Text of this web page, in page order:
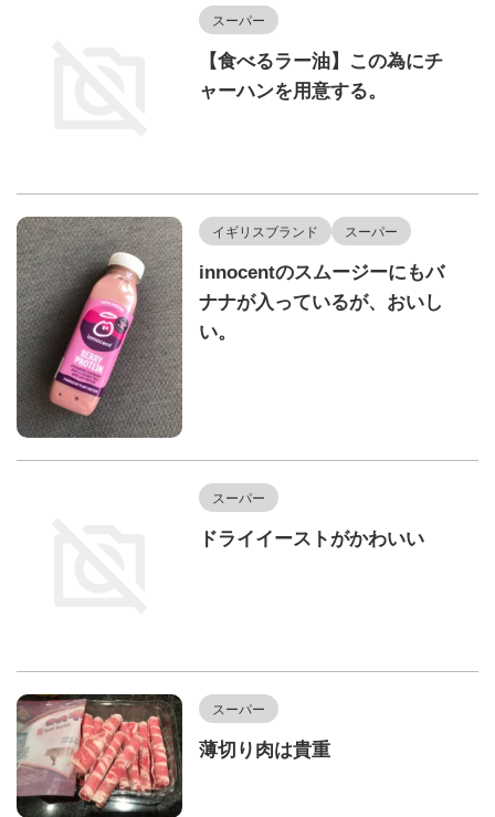
スーパー
【食べるラー油】この為にチ
ャーハンを用意する。
イギリスブランド スーパー
innocentのスムージーにもバ
ナナが入っているが、おいし
い。
スーパー
ドライイーストがかわいい
スーパー
薄切り肉は貴重